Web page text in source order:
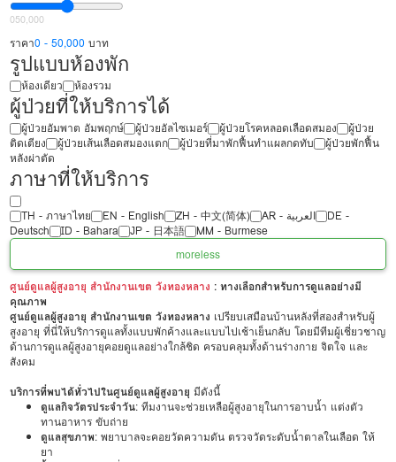
050,000
ราคา0 - 50,000 บาท
รูปแบบห้องพัก
ห้องเดียว ห้องรวม
ผู้ป่วยที่ให้บริการได้
ผู้ป่วยอัมพาต อัมพฤกษ์ ผู้ป่วยอัลไซเมอร์ ผู้ป่วยโรคหลอดเลือดสมอง
ผู้ป่วย
ติดเตียง
ผู้ป่วยเส้นเลือดสมองแตก ผู้ป่วยที่มาพักฟื้นทำแผลกดทับ
ผู้ป่วยพักฟื้น
หลังผ่าตัด
ภาษาที่ให้บริการ
TH - ‏ภาษาไทย EN - English ZH - 中文(简体) ‏AR - ‏العربية‏
DE -
Deutsch
ID - Bahara JP - 日本語
MM - Burmese
moreless
ศูนย์ดูแลผู้สูงอายุ สำนักงานเขต วังทองหลาง : ทางเลือกสำหรับการดูแลอย่างมี
คุณภาพ
ศูนย์ดูแลผู้สูงอายุ สำนักงานเขต วังทองหลาง เปรียบเสมือนบ้านหลังที่สองสำหรับผู้
สูงอายุ ที่นี่ให้บริการดูแลทั้งแบบพักค้างและแบบไปเช้าเย็นกลับ โดยมีทีมผู้เชี่ยวชาญ
ด้านการดูแลผู้สูงอายุคอยดูแลอย่างใกล้ชิด ครอบคลุมทั้งด้านร่างกาย จิตใจ และ
สังคม
บริการที่พบได้ทั่วไปในศูนย์ดูแลผู้สูงอายุ มีดังนี้
ดูแลกิจวัตรประจำวัน: ทีมงานจะช่วยเหลือผู้สูงอายุในการอาบน้ำ แต่งตัว
ทานอาหาร ขับถ่าย
ดูแลสุขภาพ: พยาบาลจะคอยวัดความดัน ตรวจวัดระดับน้ำตาลในเลือด ให้
ยา